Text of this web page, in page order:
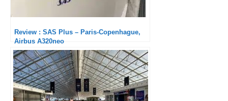
Review : SAS Plus – Paris-Copenhague,
Airbus A320neo